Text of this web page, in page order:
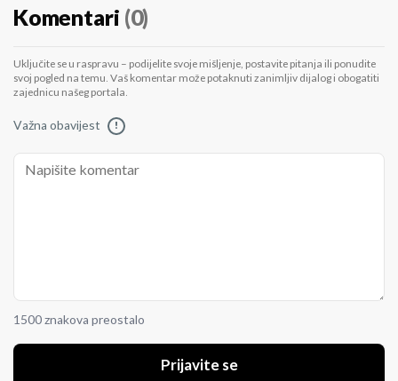
Komentari (0)
Uključite se u raspravu – podijelite svoje mišljenje, postavite pitanja ili ponudite
svoj pogled na temu. Vaš komentar može potaknuti zanimljiv dijalog i obogatiti
zajednicu našeg portala.
Važna obavijest !
1500 znakova preostalo
Prijavite se